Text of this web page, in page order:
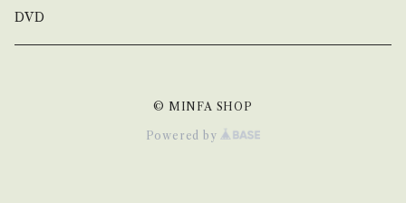
コンサート
DVD
© MINFA SHOP
Powered by